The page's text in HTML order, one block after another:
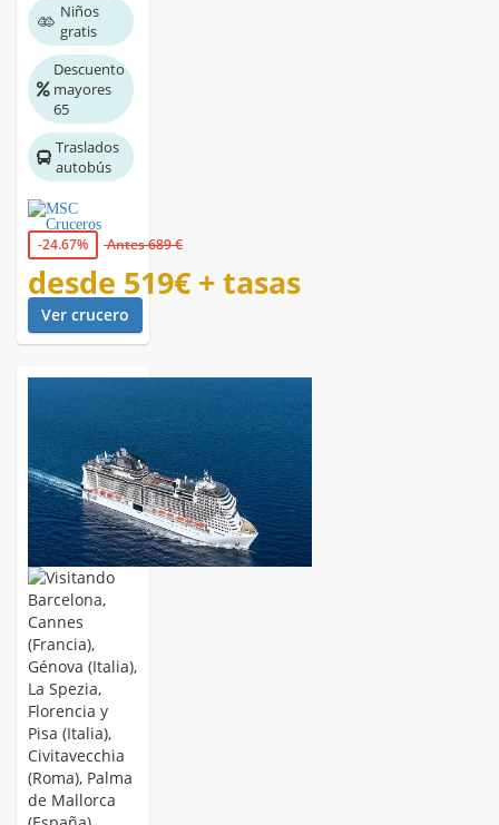
Niños
gratis
Descuento
mayores
65
Traslados
autobús
-24.67% Antes 689 €
desde 519€ + tasas
Ver crucero